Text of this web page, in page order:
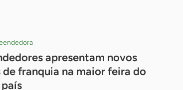
apresentam novos
de franquia na maior feira do